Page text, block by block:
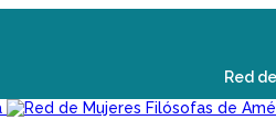
Red